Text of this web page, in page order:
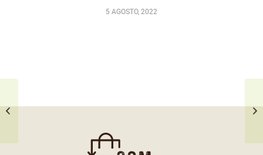
5 AGOSTO, 2022